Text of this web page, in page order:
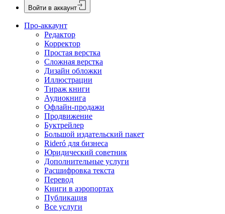
Войти в аккаунт
Про-аккаунт
Редактор
Корректор
Простая верстка
Сложная верстка
Дизайн обложки
Иллюстрации
Тираж книги
Аудиокнига
Офлайн-продажи
Продвижение
Буктрейлер
Большой издательский пакет
Rideró для бизнеса
Юридический советник
Дополнительные услуги
Расшифровка текста
Перевод
Книги в аэропортах
Публикация
Все услуги